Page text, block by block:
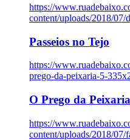
https://
content/uploads/2018/
Passeios no Tejo
https://
prego-da-peixaria-5-
O Prego da
https://
content/uploads/2018/07/